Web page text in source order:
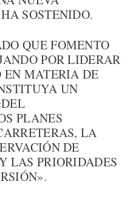
SOSTENIDO.
QUE FOMENTO
POR LIDERAR
EN MATERIA DE
UN
PLANES
LA
DE
LAS PRIORIDADES